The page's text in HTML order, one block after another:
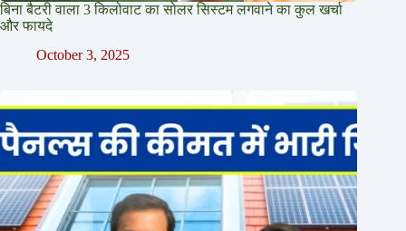
बिना बैटरी वाला 3 किलोवाट का सोलर सिस्टम लगवाने का कुल खर्चा
और फायदे
October 3, 2025